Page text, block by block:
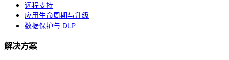
远程支持
应用生命周期与升级
数据保护与 DLP
解决方案